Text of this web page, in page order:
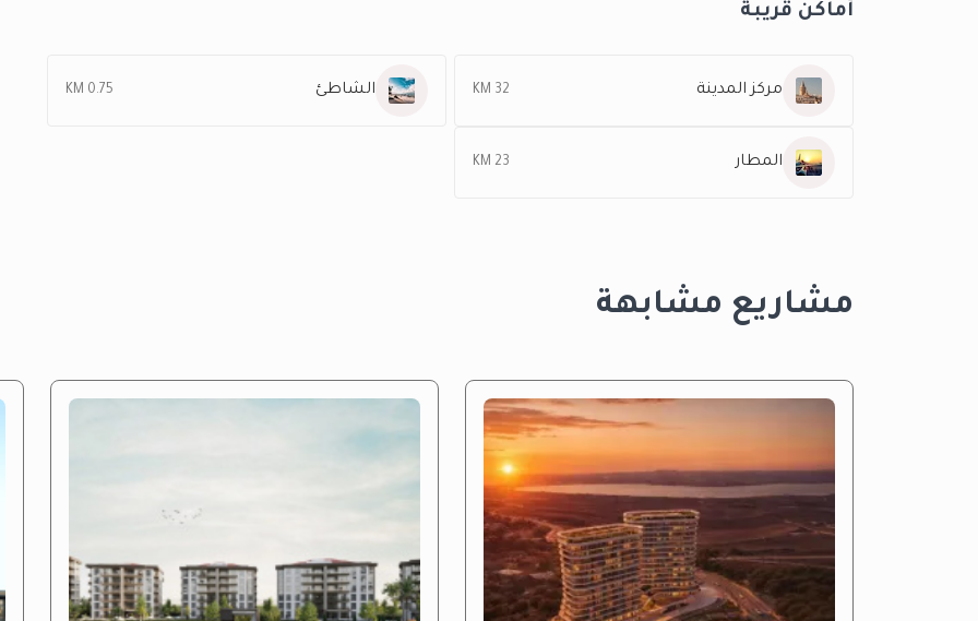
أماكن قريبة
مركز المدينة 32 KM الشاطئ 0.75 KM
المطار 23 KM
مشاريع مشابهة